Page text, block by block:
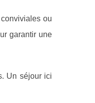
ou
garantir une
Un séjour ici